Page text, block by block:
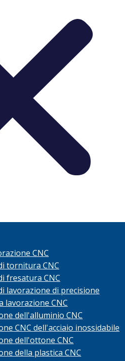
CNC
tornitura CNC
fresatura CNC
lavorazione di precisione
lavorazione CNC
dell'alluminio CNC
CNC dell'acciaio inossidabile
dell'ottone CNC
della plastica CNC